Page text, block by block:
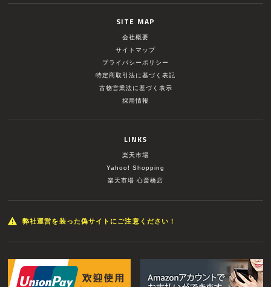
SITE MAP
会社概要
サイトマップ
プライバシーポリシー
特定商取引法に基づく表記
古物営業法に基づく表示
採用情報
LINKS
楽天市場
Yahoo! Shopping
楽天市場 心斎橋店
弊社運営を装った偽サイトにご注意ください！